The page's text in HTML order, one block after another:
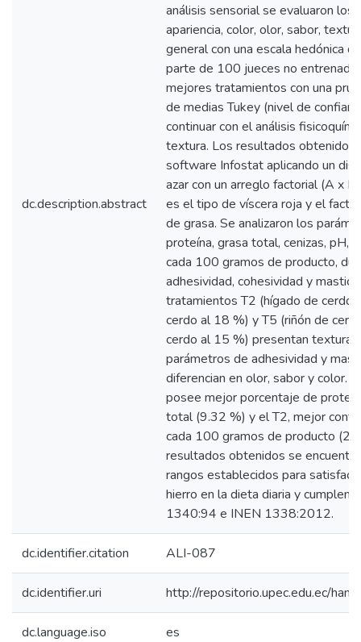
dc.description.abstract
análisis sensorial se evaluaron los
apariencia, color, olor, sabor,
general con una escala hedónica
parte de 100 jueces no
mejores tratamientos con una
de medias Tukey (nivel de
continuar con el análisis
textura. Los resultados obtenidos
software Infostat aplicando un
azar con un arreglo factorial (A x
es el tipo de víscera roja y el
de grasa. Se analizaron los
proteína, grasa total, cenizas, pH,
cada 100 gramos de producto,
adhesividad, cohesividad y
tratamientos T2 (hígado de cerdo
cerdo al 18 %) y T5 (riñón de
cerdo al 15 %) presentan textura
parámetros de adhesividad y
diferencian en olor, sabor y color.
posee mejor porcentaje de
total (9.32 %) y el T2, mejor
cada 100 gramos de producto
resultados obtenidos se
rangos establecidos para
hierro en la dieta diaria y cumplen
1340:94 e INEN 1338:2012.
dc.identifier.citation ALI-087
dc.identifier.uri http://repositorio.upec.edu.ec/
dc.language.iso es